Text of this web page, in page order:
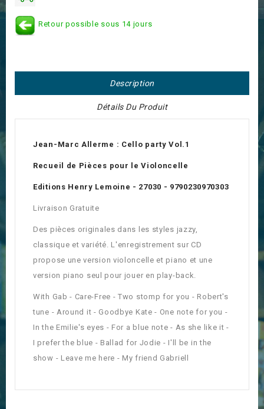
Retour possible sous 14 jours
Description
Détails Du Produit
Jean-Marc Allerme : Cello party Vol.1
Recueil de Pièces pour le Violoncelle
Editions Henry Lemoine - 27030 - 9790230970303
Livraison Gratuite
Des pièces originales dans les styles jazzy,
classique et variété. L'enregistrement sur CD
propose une version violoncelle et piano et une
version piano seul pour jouer en play-back.
With Gab - Care-Free - Two stomp for you - Robert's
tune - Around it - Goodbye Kate - One note for you -
In the Emilie's eyes - For a blue note - As she like it -
I prefer the blue - Ballad for Jodie - I'll be in the
show - Leave me here - My friend Gabriell